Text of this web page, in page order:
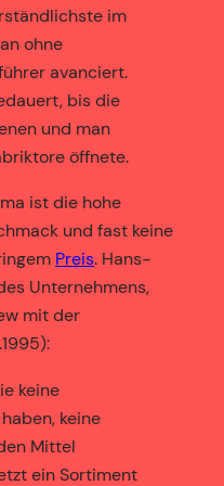
im
ohne
avanciert.
bis die
und man
öffnete.
ist die hohe
und fast keine
Preis. Hans-
Unternehmens,
mit der
keine
keine
Mittel
ein Sortiment